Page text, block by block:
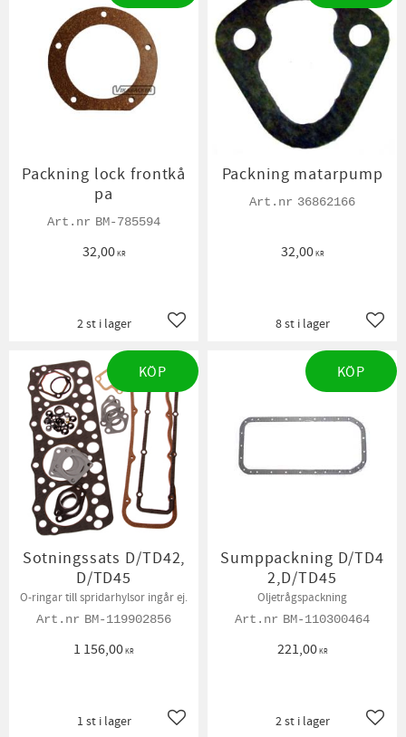
Packning lock frontkå
pa
BM-785594
32,00KR
Lägg till i favoriter
2 st i lager
Packning matarpump
36862166
32,00KR
8 st i lager
Sotningssats D/TD42,
D/TD45
O-ringar till spridarhylsor ingår ej.
BM-119902856
1 156,00KR
Lägg till i favoriter
1 st i lager
KÖP
Sumppackning D/TD4
2,D/TD45
Oljetrågspackning
BM-110300464
221,00KR
2 st i lager
KÖP